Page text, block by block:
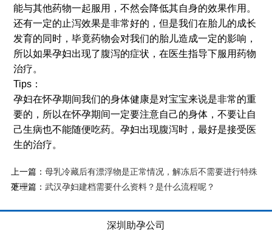
能与其他药物一起服用，不然会降低其自身的效果作用。
还有一定的止泻效果是非常好的，但是我们在胎儿的成长
发育的同时，毕竟药物会对我们的胎儿造成一定的影响，
所以如果孕妇出现了腹泻的症状，在医生指导下服用药物
治疗。
Tips：
孕妇在怀孕期间我们的身体健康是对宝宝来说是非常的重
要的，所以在怀孕期间一定要注意自己的身体，不要让自
己生病也不能随便吃药。孕妇出现腹泻时，最好是接受医
生的治疗。
上一篇： 母乳冷藏后有漂浮物是正常情况，解冻后不需要进行特殊
处理
下一篇： 武汉孕妇建档需要什么资料？是什么流程呢？
深圳助孕公司